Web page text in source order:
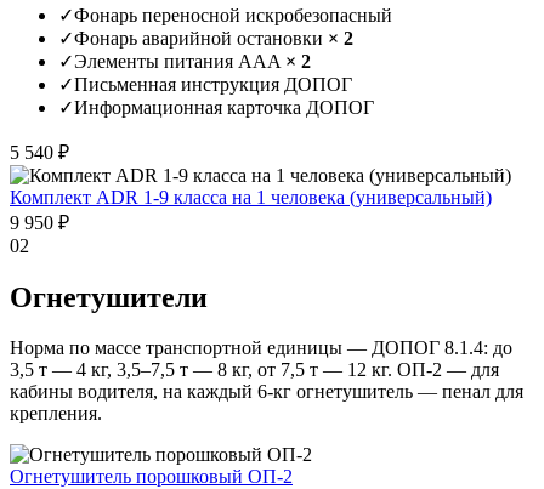
✓Фонарь переносной искробезопасный
✓Фонарь аварийной остановки × 2
✓Элементы питания AAA × 2
✓Письменная инструкция ДОПОГ
✓Информационная карточка ДОПОГ
5 540 ₽
Комплект ADR 1-9 класса на 1 человека (универсальный)
9 950 ₽
02
Огнетушители
Норма по массе транспортной единицы — ДОПОГ 8.1.4: до
3,5 т — 4 кг, 3,5–7,5 т — 8 кг, от 7,5 т — 12 кг. ОП-2 — для
кабины водителя, на каждый 6-кг огнетушитель — пенал для
крепления.
Огнетушитель порошковый ОП-2